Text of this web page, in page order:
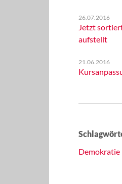
26.07.2016
Jetzt
aufstellt
21.06.2016
Demokratie